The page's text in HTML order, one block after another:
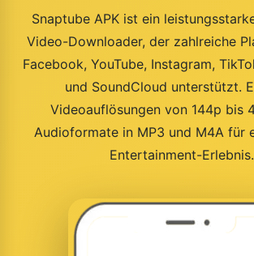
Snaptube APK ist ein
Video-Downloader, der zahlreiche
Facebook, YouTube, Instagram,
und SoundCloud unterstützt.
Videoauflösungen von 144p bis
Audioformate in MP3 und M4A für
Entertainment-Erlebnis.